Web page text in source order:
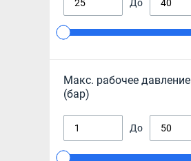
До
Макс. рабочее давление
(бар)
До